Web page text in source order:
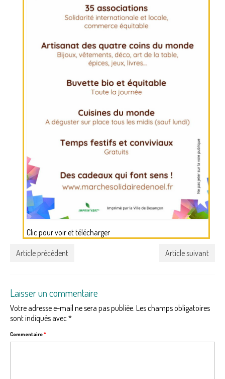
Clic pour voir et télécharger
Article précédent Article suivant
Laisser un commentaire
Votre adresse e-mail ne sera pas publiée. Les champs obligatoires
sont indiqués avec*
Commentaire*